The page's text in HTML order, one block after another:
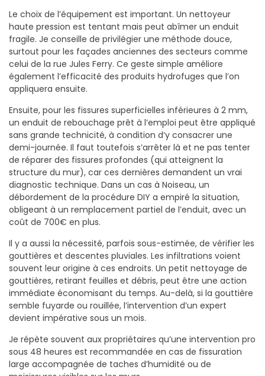
Le choix de l’équipement est important. Un nettoyeur
haute pression est tentant mais peut abîmer un enduit
fragile. Je conseille de privilégier une méthode douce,
surtout pour les façades anciennes des secteurs comme
celui de la rue Jules Ferry. Ce geste simple améliore
également l’efficacité des produits hydrofuges que l’on
appliquera ensuite.
Ensuite, pour les fissures superficielles inférieures à 2 mm,
un enduit de rebouchage prêt à l’emploi peut être appliqué
sans grande technicité, à condition d’y consacrer une
demi-journée. Il faut toutefois s’arrêter là et ne pas tenter
de réparer des fissures profondes (qui atteignent la
structure du mur), car ces dernières demandent un vrai
diagnostic technique. Dans un cas à Noiseau, un
débordement de la procédure DIY a empiré la situation,
obligeant à un remplacement partiel de l’enduit, avec un
coût de 700€ en plus.
Il y a aussi la nécessité, parfois sous-estimée, de vérifier les
gouttières et descentes pluviales. Les infiltrations voient
souvent leur origine à ces endroits. Un petit nettoyage de
gouttières, retirant feuilles et débris, peut être une action
immédiate économisant du temps. Au-delà, si la gouttière
semble fuyarde ou rouillée, l’intervention d’un expert
devient impérative sous un mois.
Je répète souvent aux propriétaires qu’une intervention pro
sous 48 heures est recommandée en cas de fissuration
large accompagnée de taches d’humidité ou de